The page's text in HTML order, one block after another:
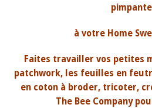
pimpante
à votre Home
Faites travailler vos petites
patchwork, les feuilles en
en coton à broder, tricoter,
The Bee Company